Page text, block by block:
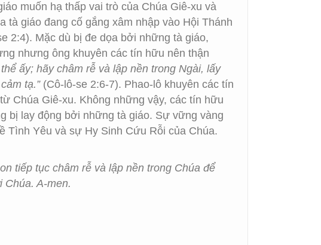
muốn hạ thấp vai trò của Chúa Giê-xu và
giáo đang cố gắng xâm nhập vào Hội Thánh
2:4). Mặc dù bị đe dọa bởi những tà giáo,
nhưng ông khuyên các tín hữu nên thận
ấy; hãy châm rễ và lập nền trong Ngài, lấy
tạ.”(Cô-lô-se 2:6-7). Phao-lô khuyên các tín
Chúa Giê-xu. Không những vậy, các tín hữu
bị lay động bởi những tà giáo. Sự vững vàng
Tình Yêu và sự Hy Sinh Cứu Rỗi của Chúa.
tiếp tục châm rễ và lập nền trong Chúa để
A-men.